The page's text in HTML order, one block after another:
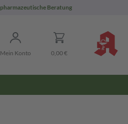
pharmazeutische Beratung
Mein Konto 0,00 €